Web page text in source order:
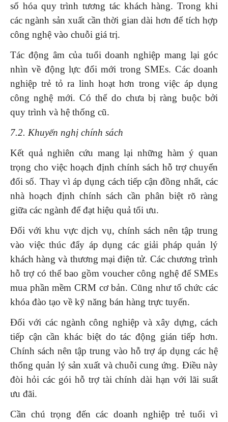
số hóa quy trình tương tác khách hàng. Trong khi
các ngành sản xuất cần thời gian dài hơn để tích hợp
công nghệ vào chuỗi giá trị.
Tác động âm của tuổi doanh nghiệp mang lại góc
nhìn về động lực đổi mới trong SMEs. Các doanh
nghiệp trẻ tỏ ra linh hoạt hơn trong việc áp dụng
công nghệ mới. Có thể do chưa bị ràng buộc bởi
quy trình và hệ thống cũ.
7.2. Khuyến nghị chính sách
Kết quả nghiên cứu mang lại những hàm ý quan
trọng cho việc hoạch định chính sách hỗ trợ chuyển
đổi số. Thay vì áp dụng cách tiếp cận đồng nhất, các
nhà hoạch định chính sách cần phân biệt rõ ràng
giữa các ngành để đạt hiệu quả tối ưu.
Đối với khu vực dịch vụ, chính sách nên tập trung
vào việc thúc đẩy áp dụng các giải pháp quản lý
khách hàng và thương mại điện tử. Các chương trình
hỗ trợ có thể bao gồm voucher công nghệ để SMEs
mua phần mềm CRM cơ bản. Cũng như tổ chức các
khóa đào tạo về kỹ năng bán hàng trực tuyến.
Đối với các ngành công nghiệp và xây dựng, cách
tiếp cận cần khác biệt do tác động gián tiếp hơn.
Chính sách nên tập trung vào hỗ trợ áp dụng các hệ
thống quản lý sản xuất và chuỗi cung ứng. Điều này
đòi hỏi các gói hỗ trợ tài chính dài hạn với lãi suất
ưu đãi.
Cần chú trọng đến các doanh nghiệp trẻ tuổi vì